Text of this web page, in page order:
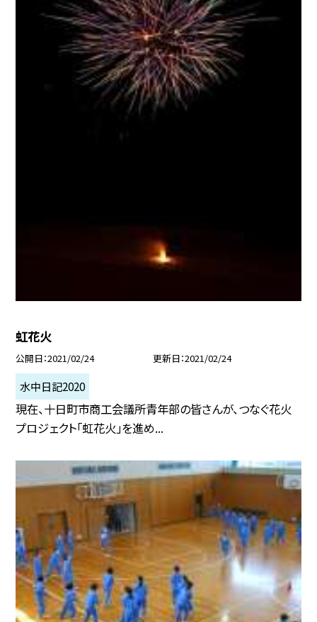
虹花火
公開日 2021/02/24 更新日 2021/02/24
水中日記2020
現在、十日町市商工会議所青年部の皆さんが、つなぐ花火
プロジェクト「虹花火」を進め...